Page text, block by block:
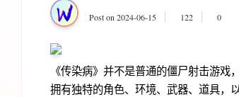
Post on 2024-06-15 122 0
《传染病》并不是普通的僵尸射击游
拥有独特的角色、环境、武器、道具，